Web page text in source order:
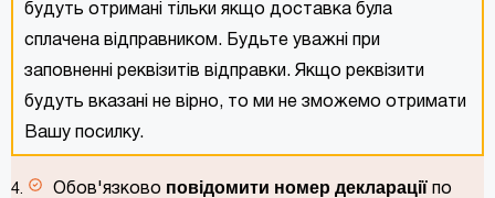
будуть отримані тільки якщо доставка була
сплачена відправником. Будьте уважні при
заповненні реквізитів відправки. Якщо реквізити
будуть вказані не вірно, то ми не зможемо отримати
Вашу посилку.
Обов'язково повідомити номер декларації по